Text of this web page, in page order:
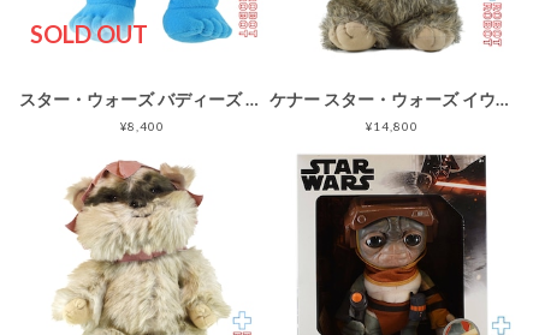
SOLD OUT
スター・ウォーズ バディーズ マックスレボ ビーニーぬいぐるみ人形
¥8,400
ケナー スター・ウォーズ イウォーク ラタラ ぬいぐるみ人形 アウトフィット付属 1984 メイドイン韓国
¥14,800